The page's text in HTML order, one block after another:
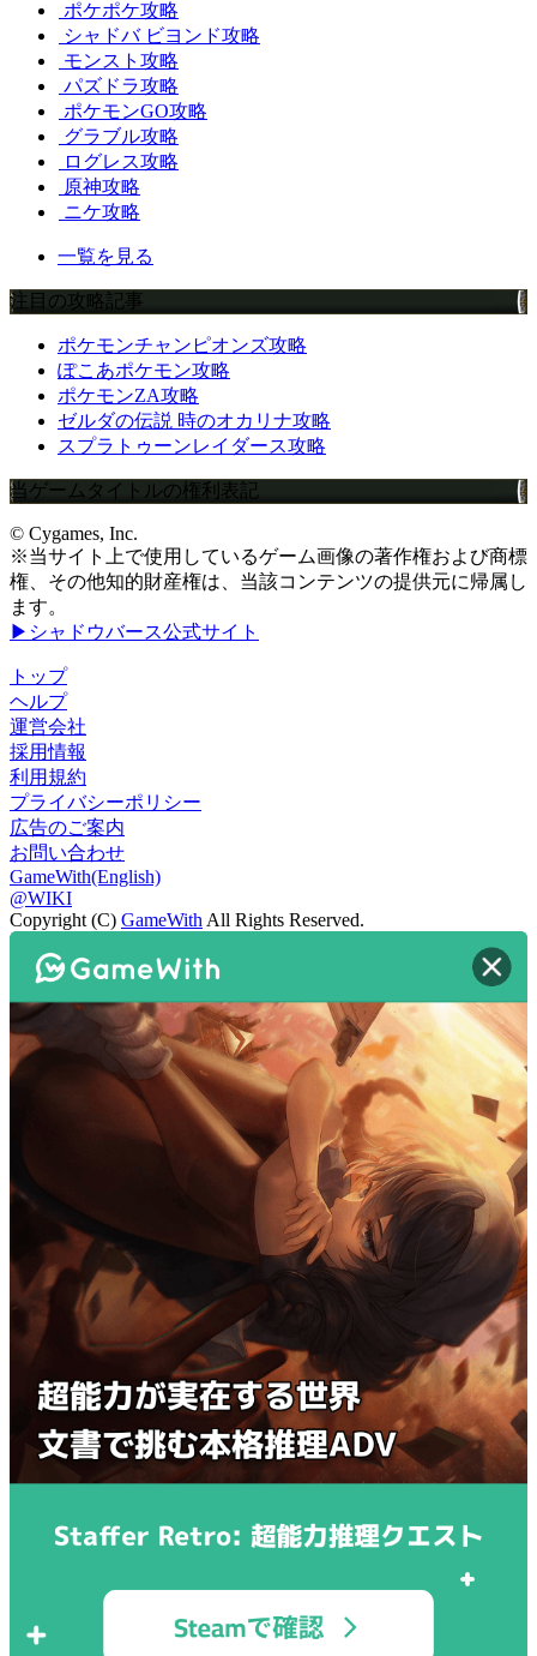
ポケポケ攻略
シャドバ ビヨンド攻略
モンスト攻略
パズドラ攻略
ポケモンGO攻略
グラブル攻略
ログレス攻略
原神攻略
ニケ攻略
一覧を見る
注目の攻略記事
ポケモンチャンピオンズ攻略
ぽこあポケモン攻略
ポケモンZA攻略
ゼルダの伝説 時のオカリナ攻略
スプラトゥーンレイダース攻略
当ゲームタイトルの権利表記
© Cygames, Inc.
※当サイト上で使用しているゲーム画像の著作権および商標
権、その他知的財産権は、当該コンテンツの提供元に帰属し
ます。
▶シャドウバース公式サイト
トップ
ヘルプ
運営会社
採用情報
利用規約
プライバシーポリシー
広告のご案内
お問い合わせ
GameWith(English)
@WIKI
Copyright (C) GameWith All Rights Reserved.